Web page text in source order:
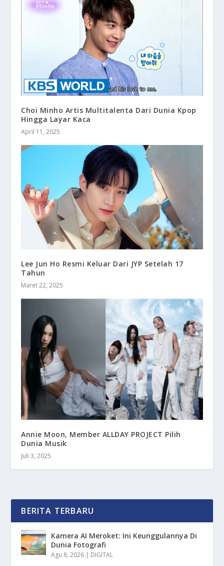
Choi Minho Artis Multitalenta Dari Dunia Kpop
Hingga Layar Kaca
April 11, 2025
Lee Jun Ho Resmi Keluar Dari JYP Setelah 17
Tahun
Maret 22, 2025
Annie Moon, Member ALLDAY PROJECT Pilih
Dunia Musik
Juli 3, 2025
BERITA TERBARU
Kamera AI Meroket: Ini Keunggulannya Di
Dunia Fotografi
Agu 8, 2026 | DIGITAL